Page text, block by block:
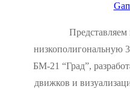
низкополигональную
БМ-21 “Град”,
движков и